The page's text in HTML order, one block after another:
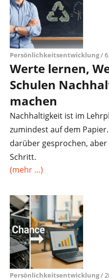
Persönlichkeitsentwicklung/
Werte lernen,
Schulen
machen
Nachhaltigkeit ist im
zumindest auf dem
darüber gesprochen,
Schritt.
(mehr …)
Persönlichkeitsentwicklung/